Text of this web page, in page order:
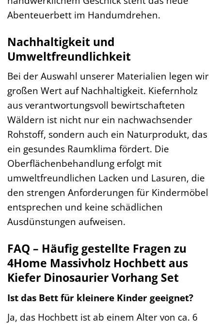
Abenteuerbett im Handumdrehen.
Nachhaltigkeit und
Umweltfreundlichkeit
Bei der Auswahl unserer Materialien legen wir
großen Wert auf Nachhaltigkeit. Kiefernholz
aus verantwortungsvoll bewirtschafteten
Wäldern ist nicht nur ein nachwachsender
Rohstoff, sondern auch ein Naturprodukt, das
ein gesundes Raumklima fördert. Die
Oberflächenbehandlung erfolgt mit
umweltfreundlichen Lacken und Lasuren, die
den strengen Anforderungen für Kindermöbel
entsprechen und keine schädlichen
Ausdünstungen aufweisen.
FAQ – Häufig gestellte Fragen zu
4Home Massivholz Hochbett aus
Kiefer Dinosaurier Vorhang Set
Ist das Bett für kleinere Kinder geeignet?
Ja, das Hochbett ist ab einem Alter von ca. 6